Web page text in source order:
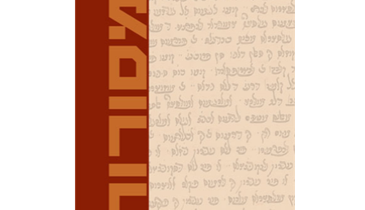
דוד מ' בוניס עפרה תירוש-בקר